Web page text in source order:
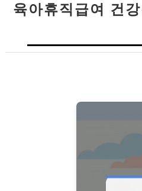
육아휴직급여 건